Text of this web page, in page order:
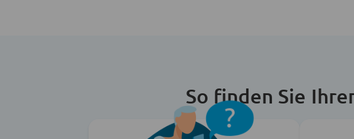
So finden Sie